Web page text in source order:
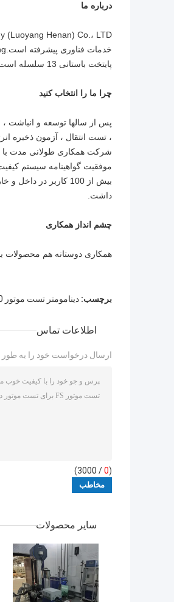
درباره ما
پایتخت باستانی 13 سلسله است.
چرا ما را انتخاب کنید
پس از سالها توسعه و انباشت
، تست انتقال ، آزمون ذخیره
بیش از 100 کاربر
داشت.
چشم انداز همکاری
همکاری دوستانه هم محصولات
برچسب: دینامومتر تست موتور 90 کیلو وات
اطلاعات تماس
ارسال درخواست خود را به طور
(
0
/ 3000)
سایر محصولات